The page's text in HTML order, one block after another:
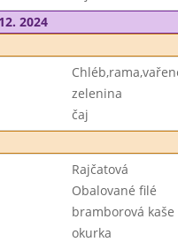
2024
zelenina
čaj
Rajčatová
Obalované filé
bramborová kaše
okurka